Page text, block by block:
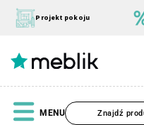
treści
Projekt pokoju
MENU